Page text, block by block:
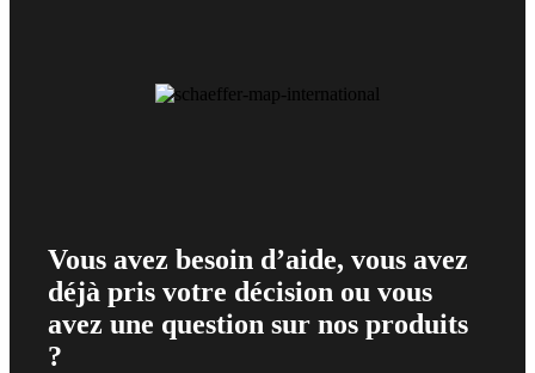
Vous avez besoin d’aide, vous avez
déjà pris votre décision ou vous
avez une question sur nos produits
?